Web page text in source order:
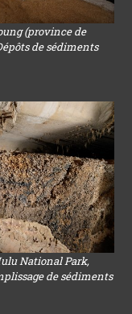
(province de
de sédiments
National Park,
de sédiments